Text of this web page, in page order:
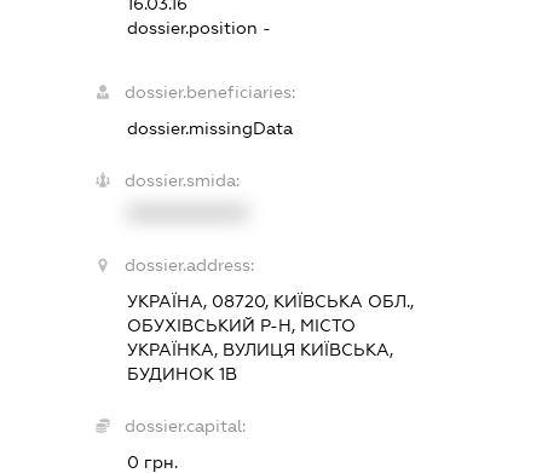
dossier.position -
dossier.beneficiaries:
dossier.missingData
dossier.smida:
dossier.address:
УКРАЇНА, 08720, КИЇВСЬКА ОБЛ.,
ОБУХІВСЬКИЙ Р-Н, МІСТО
УКРАЇНКА, ВУЛИЦЯ КИЇВСЬКА,
БУДИНОК 1В
dossier.capital:
0 грн.